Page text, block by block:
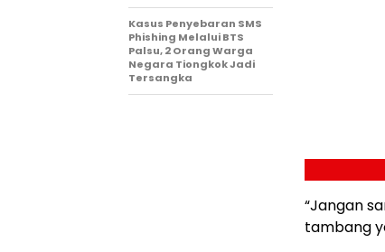
“Jangan
tambang
Kasus Penyebaran SMS
Phishing Melalui BTS
Palsu, 2 Orang Warga
Negara Tiongkok Jadi
Tersangka